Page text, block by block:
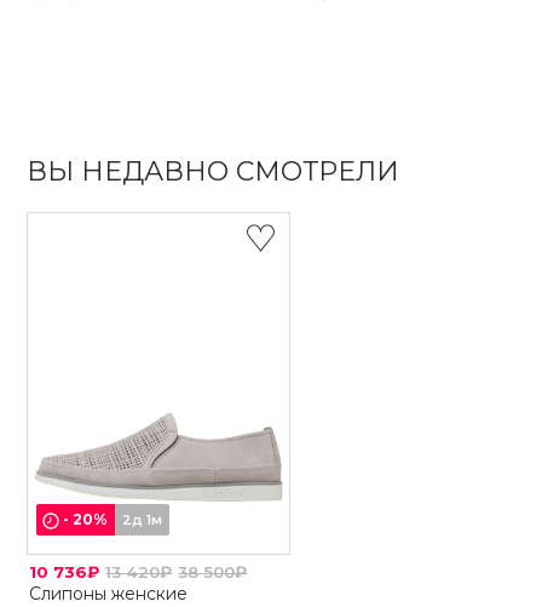
ВЫ НЕДАВНО СМОТРЕЛИ
-20% 2д 1м
10 736₽ 13 420₽ 38 500₽
Слипоны женские